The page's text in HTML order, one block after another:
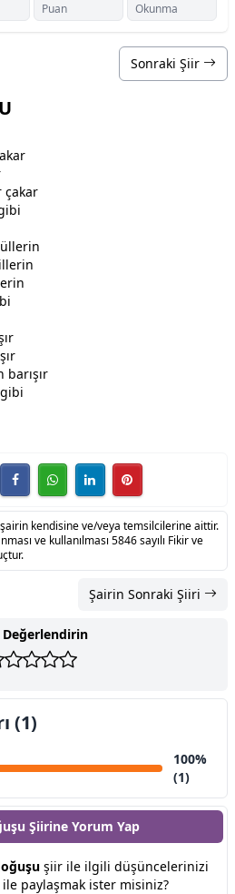
Puan Okunma
Sonraki Şiir
çakar
lerin
barışır
gibi
kendisine ve/veya temsilcilerine aittir.
ve kullanılması 5846 sayılı Fikir ve
Şairin Sonraki Şiiri
(1)
100%
(1)
Şiirine Yorum Yap
şiir ile ilgili düşüncelerinizi
paylaşmak ister misiniz?